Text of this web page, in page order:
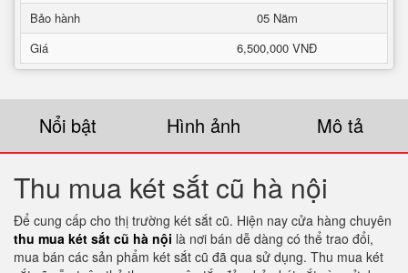
Bảo hành
05 Năm
Giá
6,500,000 VNĐ
Nổi bật Hình ảnh Mô tả
Thu mua két sắt cũ hà nội
Để cung cấp cho thị trường két sắt cũ. Hiện nay cửa hàng chuyên
thu mua két sắt cũ hà nội là nơi bán dễ dàng có thể trao đổi,
mua bán các sản phẩm két sắt cũ đã qua sử dụng. Thu mua két